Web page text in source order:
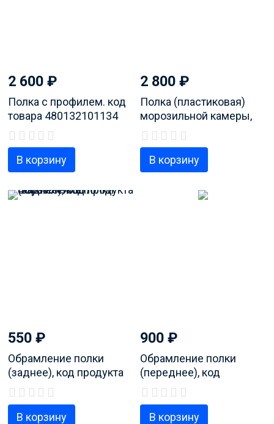
2 600 ₽
Полка с профилем. код
товара 480132101134
В корзину
2 800₽
Полка (пластиковая)
морозильной камеры,
код продукта
481241829737
В корзину
550 ₽
Обрамление полки
(заднее), код продукта
481010495387
В корзину
900₽
Обрамление полки
(переднее), код
продукта 480131100355
В корзину